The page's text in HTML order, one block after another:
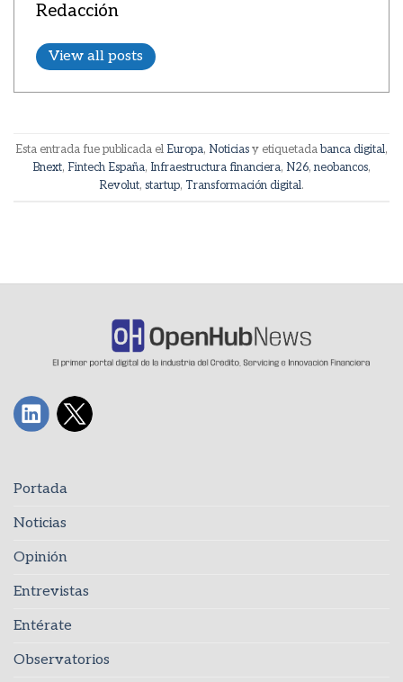
Redacción
View all posts
Esta entrada fue publicada el Europa, Noticiasy etiquetadabanca digital,
Bnext, Fintech España, Infraestructura financiera, N26, neobancos,
Revolut, startup, Transformación digital.
Portada
Noticias
Opinión
Entrevistas
Entérate
Observatorios